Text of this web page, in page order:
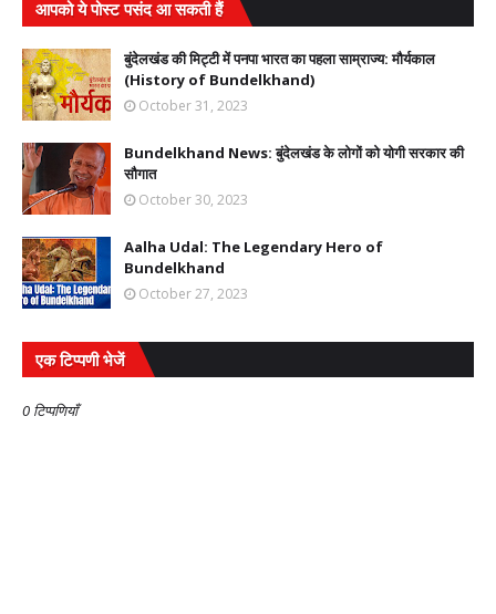
आपको ये पोस्ट पसंद आ सकती हैं
बुंदेलखंड की मिट्टी में पनपा भारत का पहला साम्राज्य: मौर्यकाल
(History of Bundelkhand)
October 31, 2023
Bundelkhand News: बुंदेलखंड के लोगों को योगी सरकार की
सौगात
October 30, 2023
Aalha Udal: The Legendary Hero of
Bundelkhand
October 27, 2023
एक टिप्पणी भेजें
0 टिप्पणियाँ